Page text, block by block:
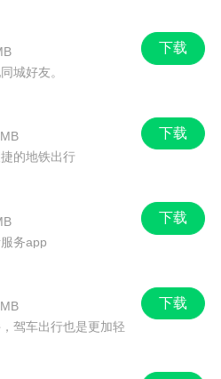
下载
城好友。
下载
的地铁出行
下载
务app
下载
驾车出行也是更加轻